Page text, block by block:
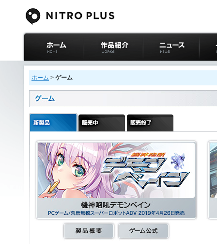
ニトロプラス公式
サイト ホーム
作品紹介 ニュース イベ
ホーム > ゲーム